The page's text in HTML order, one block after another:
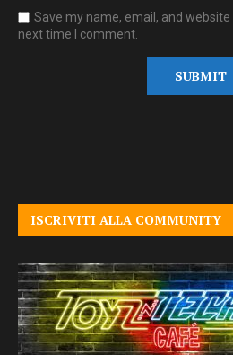
Save my name, email, and
next time I comment.
ISCRIVITI ALLA COMMUNITY